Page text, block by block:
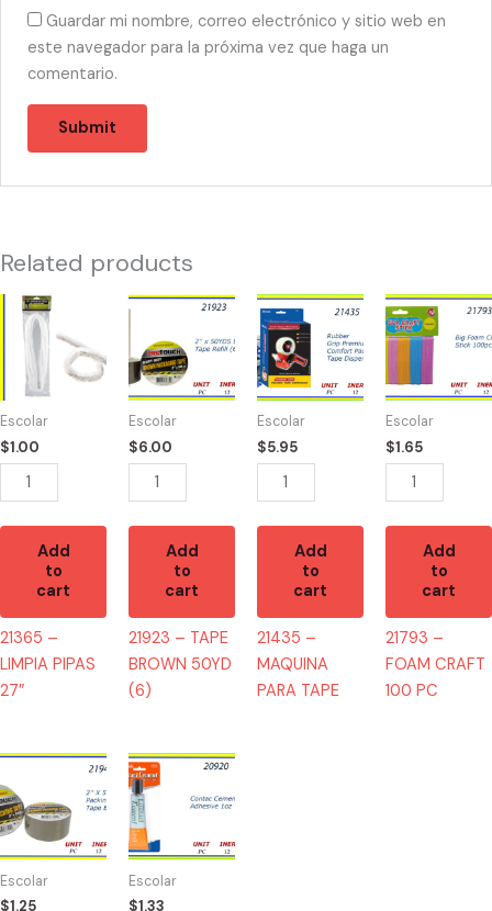
Guardar mi nombre, correo electrónico y sitio web en
este navegador para la próxima vez que haga un
comentario.
Related products
Escolar
$1.00
21365
LIMPIA
PIPAS
27"
quantity
Add
to
cart
21365 –
LIMPIA PIPAS
27″
Escolar
$6.00
21923
TAPE
BROWN
50YD
(6)
quantity
Add
to
cart
21923 – TAPE
BROWN 50YD
(6)
Escolar
$5.95
21435
-
MAQUINA
PARA
TAPE
quantity
Add
to
cart
21435 –
MAQUINA
PARA TAPE
Escolar
$1.65
21793
-
FOAM
CRAFT
100
PC
quantity
Add
to
cart
21793 –
FOAM CRAFT
100 PC
Escolar
$1.25
21943
-
TAPE
BROWN
(1)
quantity
Escolar
$1.33
20920
-
CONTACT
CEMENT
quantity